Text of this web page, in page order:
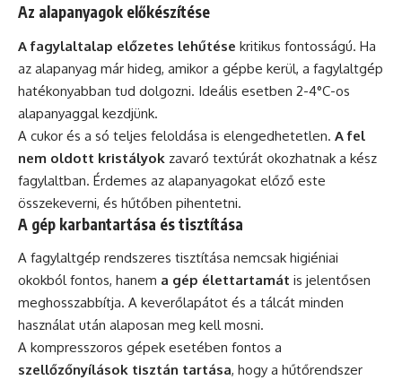
Az alapanyagok előkészítése
A fagylaltalap előzetes lehűtése kritikus fontosságú. Ha
az alapanyag már hideg, amikor a gépbe kerül, a fagylaltgép
hatékonyabban tud dolgozni. Ideális esetben 2-4°C-os
alapanyaggal kezdjünk.
A cukor és a só teljes feloldása is elengedhetetlen. A fel
nem oldott kristályok zavaró textúrát okozhatnak a kész
fagylaltban. Érdemes az alapanyagokat előző este
összekeverni, és hűtőben pihentetni.
A gép karbantartása és tisztítása
A fagylaltgép rendszeres tisztítása nemcsak higiéniai
okokból fontos, hanem a gép élettartamát is jelentősen
meghosszabbítja. A keverőlapátot és a tálcát minden
használat után alaposan meg kell mosni.
A kompresszoros gépek esetében fontos a
szellőzőnyílások tisztán tartása, hogy a hűtőrendszer